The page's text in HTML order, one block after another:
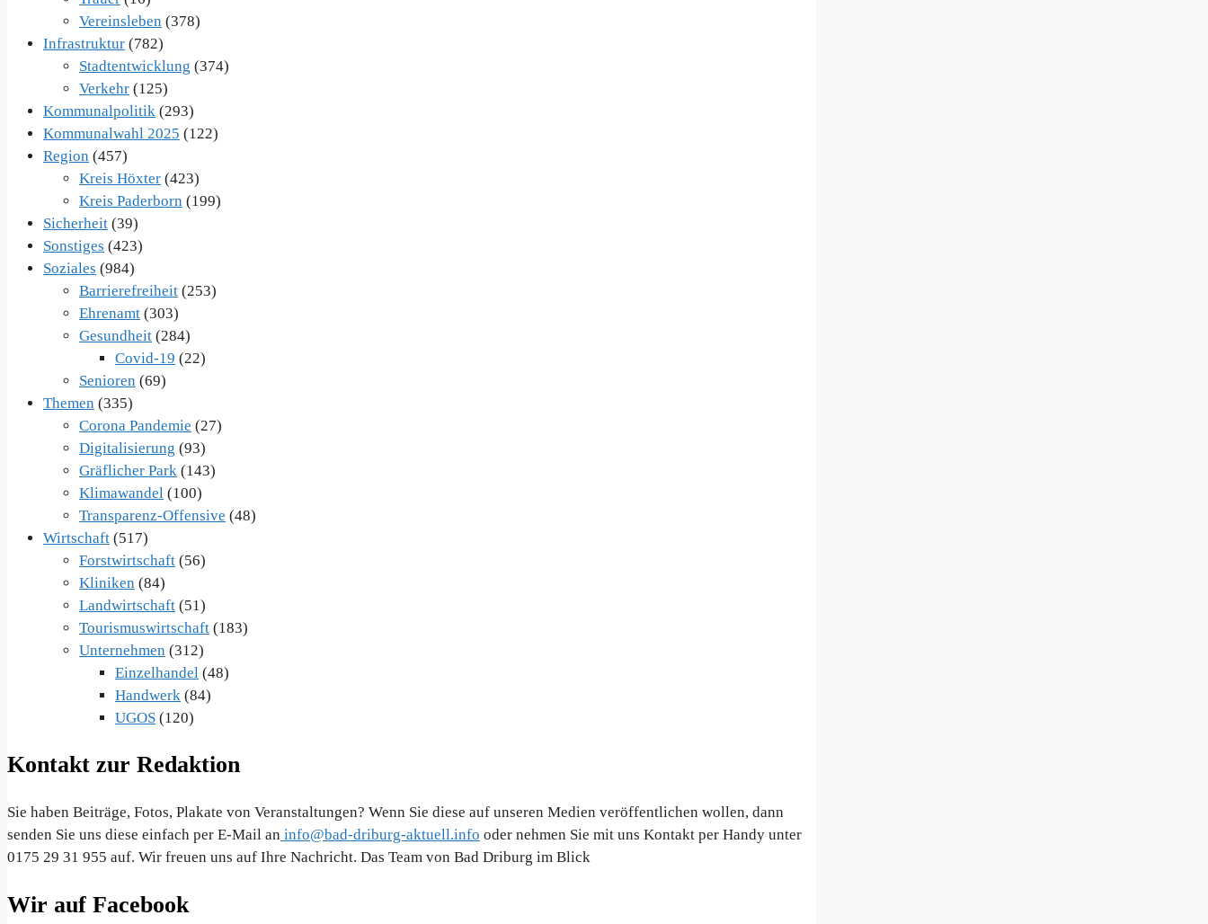
Vereinsleben (378)
Infrastruktur (782)
Stadtentwicklung (374)
Verkehr (125)
Kommunalpolitik (293)
Kommunalwahl 2025 (122)
Region (457)
Kreis Höxter (423)
Kreis Paderborn (199)
Sicherheit (39)
Sonstiges (423)
Soziales (984)
Barrierefreiheit (253)
Ehrenamt (303)
Gesundheit (284)
Covid-19 (22)
Senioren (69)
Themen (335)
Corona Pandemie (27)
Digitalisierung (93)
Gräflicher Park (143)
Klimawandel (100)
Transparenz-Offensive (48)
Wirtschaft (517)
Forstwirtschaft (56)
Kliniken (84)
Landwirtschaft (51)
Tourismuswirtschaft (183)
Unternehmen (312)
Einzelhandel (48)
Handwerk (84)
UGOS (120)
Kontakt zur Redaktion
Sie haben Beiträge, Fotos, Plakate von Veranstaltungen? Wenn Sie diese auf unseren Medien veröffentlichen wollen, dann
senden Sie uns diese einfach per E-Mail an info@bad-driburg-aktuell.info oder nehmen Sie mit uns Kontakt per Handy unter
0175 29 31 955 auf. Wir freuen uns auf Ihre Nachricht. Das Team von Bad Driburg im Blick
Wir auf Facebook